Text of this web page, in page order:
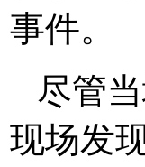
事件。
尽管
现场发